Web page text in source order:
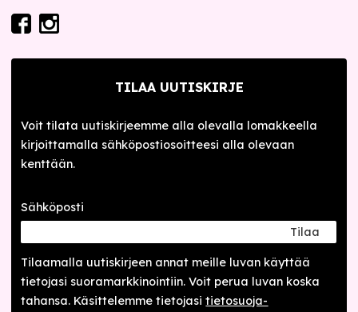
TILAA UUTISKIRJE
Voit tilata uutiskirjeemme alla olevalla lomakkeella
kirjoittamalla sähköpostiosoitteesi alla olevaan
kenttään.
Sähköposti
Tilaa
Tilaamalla uutis­kirjeen annat meille luvan käyttää
tietojasi suora­markkinointiin. Voit perua luvan koska
tahansa. Käsittelemme tietojasitieto­suoja­